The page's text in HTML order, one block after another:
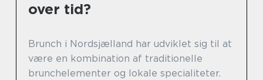
over tid?
Brunch i Nordsjælland har udviklet sig til at
være en kombination af traditionelle
brunchelementer og lokale specialiteter.